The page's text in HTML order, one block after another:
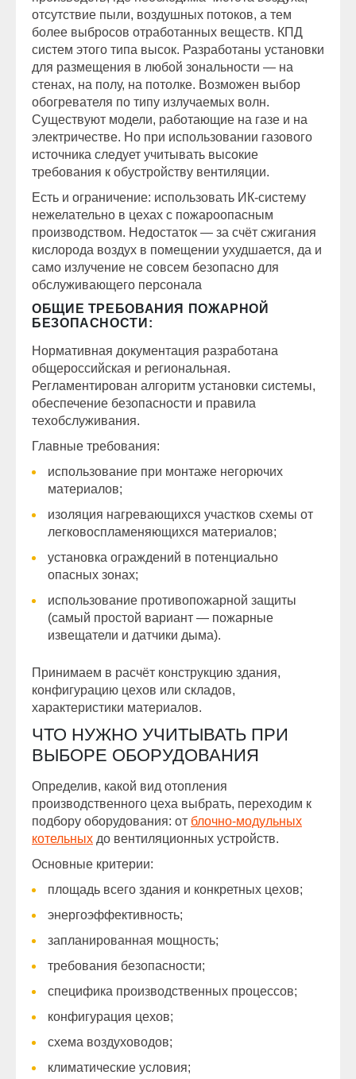
отсутствие пыли, воздушных потоков, а тем
более выбросов отработанных веществ. КПД
систем этого типа высок. Разработаны установки
для размещения в любой зональности — на
стенах, на полу, на потолке. Возможен выбор
обогревателя по типу излучаемых волн.
Существуют модели, работающие на газе и на
электричестве. Но при использовании газового
источника следует учитывать высокие
требования к обустройству вентиляции.
Есть и ограничение: использовать ИК-систему
нежелательно в цехах с пожароопасным
производством. Недостаток — за счёт сжигания
кислорода воздух в помещении ухудшается, да и
само излучение не совсем безопасно для
обслуживающего персонала
ОБЩИЕ ТРЕБОВАНИЯ ПОЖАРНОЙ
БЕЗОПАСНОСТИ:
Нормативная документация разработана
общероссийская и региональная.
Регламентирован алгоритм установки системы,
обеспечение безопасности и правила
техобслуживания.
Главные требования:
использование при монтаже негорючих
материалов;
изоляция нагревающихся участков схемы от
легковоспламеняющихся материалов;
установка ограждений в потенциально
опасных зонах;
использование противопожарной защиты
(самый простой вариант — пожарные
извещатели и датчики дыма).
Принимаем в расчёт конструкцию здания,
конфигурацию цехов или складов,
характеристики материалов.
ЧТО НУЖНО УЧИТЫВАТЬ ПРИ
ВЫБОРЕ ОБОРУДОВАНИЯ
Определив, какой вид отопления
производственного цеха выбрать, переходим к
подбору оборудования: от блочно-модульных
котельных до вентиляционных устройств.
Основные критерии:
площадь всего здания и конкретных цехов;
энергоэффективность;
запланированная мощность;
требования безопасности;
специфика производственных процессов;
конфигурация цехов;
схема воздуховодов;
климатические условия;